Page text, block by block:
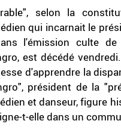
selon la
qui incarnait le
l'émission culte de
est décédé
d'apprendre la
président de la
et danseur, figure
t-elle dans un